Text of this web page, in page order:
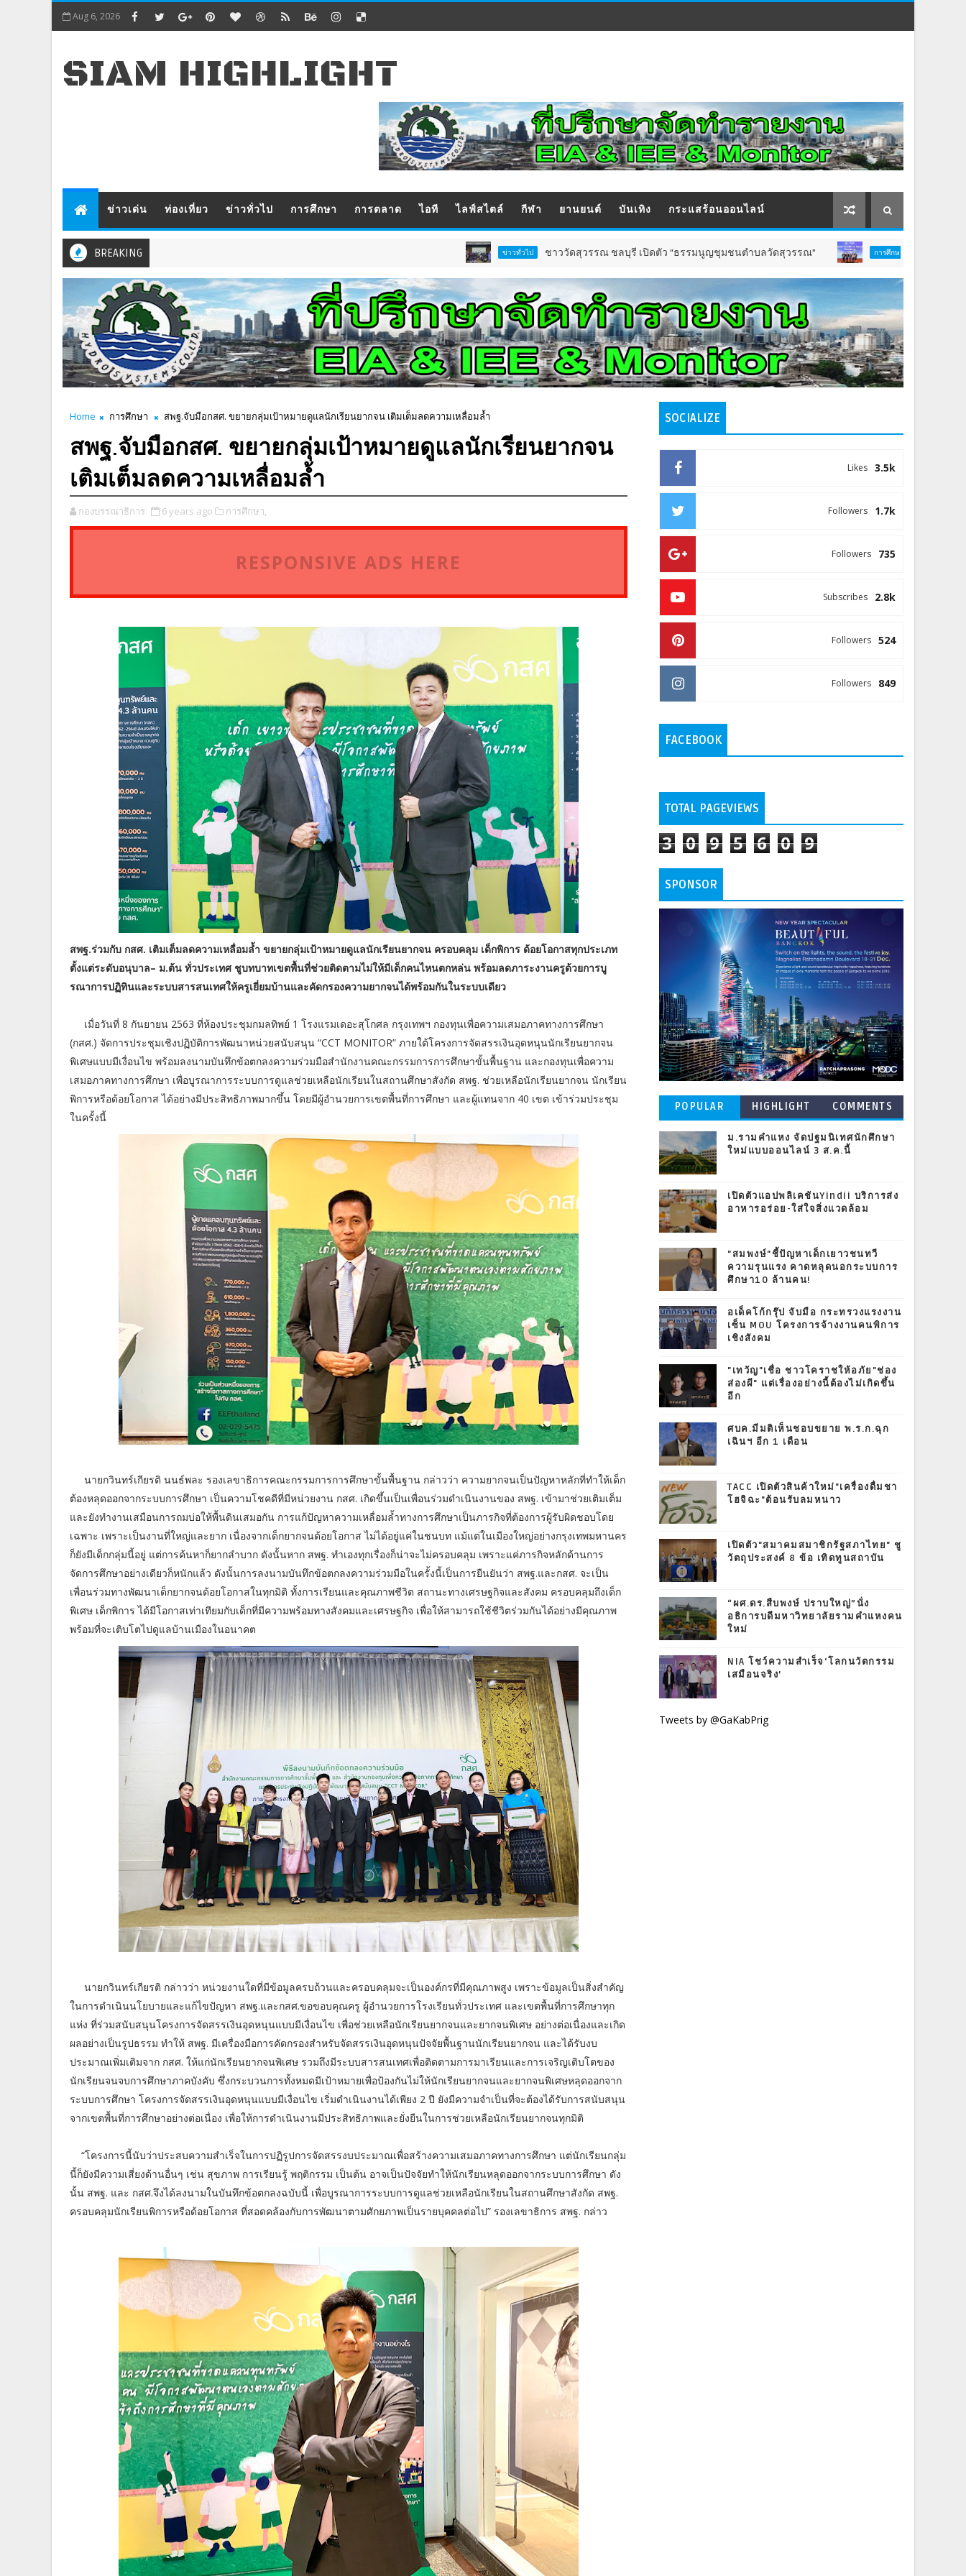
Aug 6, 2026
SIAM HIGHLIGHT
ข่าวเด่น ท่องเที่ยว ข่าวทั่วไป การศึกษา การตลาด ไอที ไลฟ์สไตล์ กีฬา ยานยนต์ บันเทิง กระแสร้อนออนไลน์
BREAKING ข่าวทั่วไป ชาววัดสุวรรณ ชลบุรี เปิดตัว “ธรรมนูญชุมชนตำบลวัดสุวรรณ” การศึกษา DPU สร้างชื่อให้ไทย สถ
Home การศึกษา สพฐ.จับมือกสศ. ขยายกลุ่มเป้าหมายดูแลนักเรียนยากจน เติมเต็มลดความเหลื่อมล้ำ
สพฐ.จับมือกสศ. ขยายกลุ่มเป้าหมายดูแลนักเรียนยากจน
เติมเต็มลดความเหลื่อมล้ำ
กองบรรณาธิการ 6 years ago การศึกษา,
RESPONSIVE ADS HERE
สพฐ.ร่วมกับ กสศ. เติมเต็มลดความเหลื่อมล้ำ ขยายกลุ่มเป้าหมายดูแลนักเรียนยากจน ครอบคลุม เด็กพิการ ด้อยโอกาสทุกประเภท
ตั้งแต่ระดับอนุบาล– ม.ต้น ทั่วประเทศ ชูบทบาทเขตพื้นที่ช่วยติดตามไม่ให้มีเด็กคนไหนตกหล่น พร้อมลดภาระงานครูด้วยการบู
รณาการปฏิทินและระบบสารสนเทศให้ครูเยี่ยมบ้านและคัดกรองความยากจนได้พร้อมกันในระบบเดียว
เมื่อวันที่ 8 กันยายน 2563 ที่ห้องประชุมกมลทิพย์ 1 โรงแรมเดอะสุโกศล กรุงเทพฯ กองทุนเพื่อความเสมอภาคทางการศึกษา
(กสศ.) จัดการประชุมเชิงปฏิบัติการพัฒนาหน่วยสนับสนุน “CCT MONITOR” ภายใต้โครงการจัดสรรเงินอุดหนุนนักเรียนยากจน
พิเศษแบบมีเงื่อนไข พร้อมลงนามบันทึกข้อตกลงความร่วมมือสำนักงานคณะกรรมการการศึกษาขั้นพื้นฐาน และกองทุนเพื่อความ
เสมอภาคทางการศึกษา เพื่อบูรณาการระบบการดูแลช่วยเหลือนักเรียนในสถานศึกษาสังกัด สพฐ. ช่วยเหลือนักเรียนยากจน นักเรียน
พิการหรือด้อยโอกาส ได้อย่างมีประสิทธิภาพมากขึ้น โดยมีผู้อำนวยการเขตพื้นที่การศึกษา และผู้แทนจาก 40 เขต เข้าร่วมประชุม
ในครั้งนี้
นายกวินทร์เกียรติ นนธ์พละ รองเลขาธิการคณะกรรมการการศึกษาขั้นพื้นฐาน กล่าวว่า ความยากจนเป็นปัญหาหลักที่ทำให้เด็ก
ต้องหลุดออกจากระบบการศึกษา เป็นความโชคดีที่มีหน่วยงาน กสศ. เกิดขึ้นเป็นเพื่อนร่วมดำเนินงานของ สพฐ. เข้ามาช่วยเติมเต็ม
และยังทำงานเสมือนการถมบ่อให้พื้นดินเสมอกัน การแก้ปัญหาความเหลื่อมล้ำทางการศึกษาเป็นภารกิจที่ต้องการผู้รับผิดชอบโดย
เฉพาะ เพราะเป็นงานที่ใหญ่และยาก เนื่องจากเด็กยากจนด้อยโอกาส ไม่ได้อยู่แค่ในชนบท แม้แต่ในเมืองใหญ่อย่างกรุงเทพมหานคร
ก็ยังมีเด็กกลุ่มนี้อยู่ แต่การค้นหาก็ยากลำบาก ดังนั้นหาก สพฐ. ทำเองทุกเรื่องก็น่าจะไม่ครอบคลุม เพราะแค่ภารกิจหลักด้านการ
จัดการศึกษาอย่างเดียวก็หนักแล้ว ดังนั้นการลงนามบันทึกข้อตกลงความร่วมมือในครั้งนี้เป็นการยืนยันว่า สพฐ.และกสศ. จะเป็น
เพื่อนร่วมทางพัฒนาเด็กยากจนด้อยโอกาสในทุกมิติ ทั้งการเรียนและคุณภาพชีวิต สถานะทางเศรษฐกิจและสังคม ครอบคลุมถึงเด็ก
พิเศษ เด็กพิการ ได้มีโอกาสเท่าเทียมกับเด็กที่มีความพร้อมทางสังคมและเศรษฐกิจ เพื่อให้สามารถใช้ชีวิตร่วมกันได้อย่างมีคุณภาพ
พร้อมที่จะเติบโตไปดูแลบ้านเมืองในอนาคต
นายกวินทร์เกียรติ กล่าวว่า หน่วยงานใดที่มีข้อมูลครบถ้วนและครอบคลุมจะเป็นองค์กรที่มีคุณภาพสูง เพราะข้อมูลเป็นสิ่งสำคัญ
ในการดำเนินนโยบายและแก้ไขปัญหา สพฐ.และกสศ.ขอขอบคุณครู ผู้อำนวยการโรงเรียนทั่วประเทศ และเขตพื้นที่การศึกษาทุก
แห่ง ที่ร่วมสนับสนุนโครงการจัดสรรเงินอุดหนุนแบบมีเงื่อนไข เพื่อช่วยเหลือนักเรียนยากจนและยากจนพิเศษ อย่างต่อเนื่องและเกิด
ผลอย่างเป็นรูปธรรม ทำให้ สพฐ. มีเครื่องมือการคัดกรองสำหรับจัดสรรเงินอุดหนุนปัจจัยพื้นฐานนักเรียนยากจน และได้รับงบ
ประมาณเพิ่มเติมจาก กสศ. ให้แก่นักเรียนยากจนพิเศษ รวมถึงมีระบบสารสนเทศเพื่อติดตามการมาเรียนและการเจริญเติบโตของ
นักเรียนจนจบการศึกษาภาคบังคับ ซึ่งกระบวนการทั้งหมดมีเป้าหมายเพื่อป้องกันไม่ให้นักเรียนยากจนและยากจนพิเศษหลุดออกจาก
ระบบการศึกษา โครงการจัดสรรเงินอุดหนุนแบบมีเงื่อนไข เริ่มดำเนินงานได้เพียง 2 ปี ยังมีความจำเป็นที่จะต้องได้รับการสนับสนุน
จากเขตพื้นที่การศึกษาอย่างต่อเนื่อง เพื่อให้การดำเนินงานมีประสิทธิภาพและยั่งยืนในการช่วยเหลือนักเรียนยากจนทุกมิติ
“โครงการนี้นับว่าประสบความสำเร็จในการปฏิรูปการจัดสรรงบประมาณเพื่อสร้างความเสมอภาคทางการศึกษา แต่นักเรียนกลุ่ม
นี้ก็ยังมีความเสี่ยงด้านอื่นๆ เช่น สุขภาพ การเรียนรู้ พฤติกรรม เป็นต้น อาจเป็นปัจจัยทำให้นักเรียนหลุดออกจากระบบการศึกษา ดัง
นั้น สพฐ. และ กสศ.จึงได้ลงนามในบันทึกข้อตกลงฉบับนี้ เพื่อบูรณาการระบบการดูแลช่วยเหลือนักเรียนในสถานศึกษาสังกัด สพฐ.
ครอบคลุมนักเรียนพิการหรือด้อยโอกาส ที่สอดคล้องกับการพัฒนาตามศักยภาพเป็นรายบุคคลต่อไป” รองเลขาธิการ สพฐ. กล่าว
SOCIALIZE
3.5k
Likes
1.7k
Followers
735
Followers
2.8k
Subscribes
524
Followers
849
Followers
FACEBOOK
TOTAL PAGEVIEWS
3 0 9 5 6 0 9
SPONSOR
POPULAR
POSTS
HIGHLIGHT COMMENTS
ม.รามคำแหง จัดปฐมนิเทศนักศึกษา
ใหม่แบบออนไลน์ 3 ส.ค.นี้
เปิดตัวแอปพลิเคชันYindii บริการส่ง
อาหารอร่อย-ใส่ใจสิ่งแวดล้อม
"สมพงษ์"ชี้ปัญหาเด็กเยาวชนทวี
ความรุนแรง คาดหลุดนอกระบบการ
ศึกษา10 ล้านคน!
อเด็คโก้กรุ๊ป จับมือ กระทรวงแรงงาน
เซ็น MOU โครงการจ้างงานคนพิการ
เชิงสังคม
"เทวัญ"เชื่อ ชาวโคราชให้อภัย"ช่อง
ส่องผี" แต่เรื่องอย่างนี้ต้องไม่เกิดขึ้น
อีก
ศบค.มีมติเห็นชอบขยาย พ.ร.ก.ฉุก
เฉินฯ อีก 1 เดือน
TACC เปิดตัวสินค้าใหม่"เครื่องดื่มชา
โฮจิฉะ"ต้อนรับลมหนาว
เปิดตัว"สมาคมสมาชิกรัฐสภาไทย" ชู
วัตถุประสงค์ 8 ข้อ เทิดทูนสถาบัน
“ผศ.ดร.สืบพงษ์ ปราบใหญ่”นั่ง
อธิการบดีมหาวิทยาลัยรามคำแหงคน
ใหม่
NIA โชว์ความสำเร็จ‘โลกนวัตกรรม
เสมือนจริง’
Tweets by @GaKabPrig